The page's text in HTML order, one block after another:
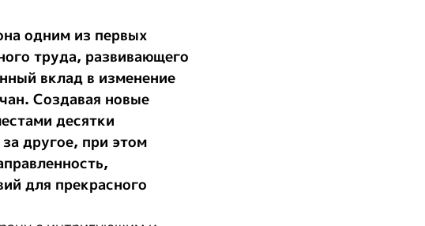
одним из первых
труда, развивающего
вклад в изменение
Создавая новые
десятки
другое, при этом
для прекрасного